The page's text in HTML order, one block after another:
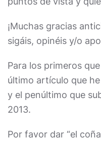
¡Muchas gracias
sigáis, opinéis y/o
Para los primeros
último artículo que
y el penúltimo que
2013.
Por favor dar “el